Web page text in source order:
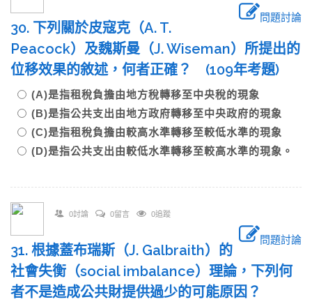
問題討論
30. 下列關於皮寇克（A. T.
Peacock）及魏斯曼（J. Wiseman）所提出的
位移效果的敘述，何者正確？ (109年考題)
(A)是指租稅負擔由地方稅轉移至中央稅的現象
(B)是指公共支出由地方政府轉移至中央政府的現象
(C)是指租稅負擔由較高水準轉移至較低水準的現象
(D)是指公共支出由較低水準轉移至較高水準的現象。
0討論 0留言 0追蹤
問題討論
31. 根據蓋布瑞斯（J. Galbraith）的
社會失衡（social imbalance）理論，下列何
者不是造成公共財提供過少的可能原因？